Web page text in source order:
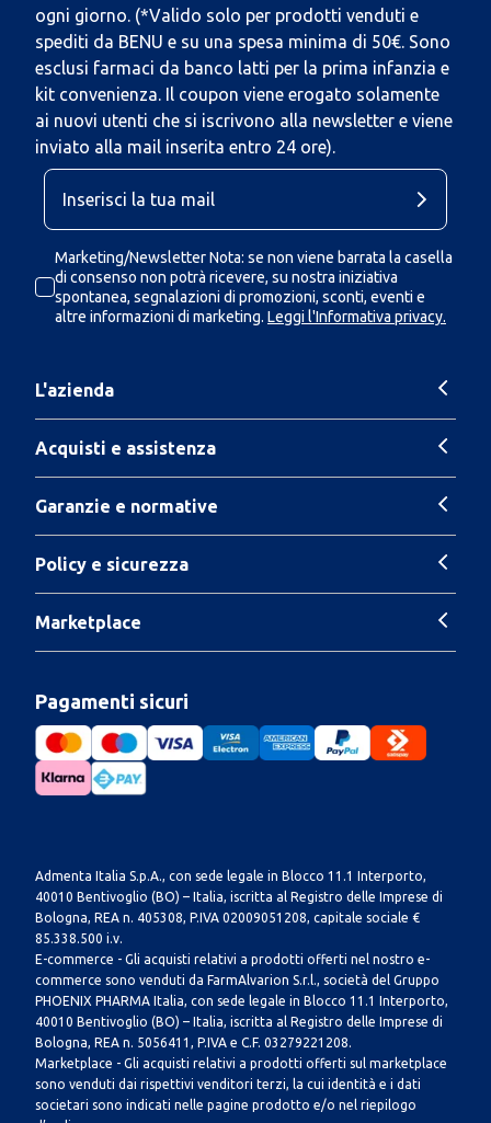
ogni giorno. (*Valido solo per prodotti venduti e
spediti da BENU e su una spesa minima di 50€. Sono
esclusi farmaci da banco latti per la prima infanzia e
kit convenienza. Il coupon viene erogato solamente
ai nuovi utenti che si iscrivono alla newsletter e viene
inviato alla mail inserita entro 24 ore).
Marketing/Newsletter Nota: se non viene barrata la casella
di consenso non potrà ricevere, su nostra iniziativa
spontanea, segnalazioni di promozioni, sconti, eventi e
altre informazioni di marketing. Leggi l'Informativa privacy.
L'azienda
Acquisti e assistenza
Garanzie e normative
Policy e sicurezza
Marketplace
Pagamenti sicuri
Admenta Italia S.p.A., con sede legale in Blocco 11.1 Interporto,
40010 Bentivoglio (BO) – Italia, iscritta al Registro delle Imprese di
Bologna, REA n. 405308, P.IVA 02009051208, capitale sociale €
85.338.500 i.v.
E-commerce - Gli acquisti relativi a prodotti offerti nel nostro e-
commerce sono venduti da FarmAlvarion S.r.l., società del Gruppo
PHOENIX PHARMA Italia, con sede legale in Blocco 11.1 Interporto,
40010 Bentivoglio (BO) – Italia, iscritta al Registro delle Imprese di
Bologna, REA n. 5056411, P.IVA e C.F. 03279221208.
Marketplace - Gli acquisti relativi a prodotti offerti sul marketplace
sono venduti dai rispettivi venditori terzi, la cui identità e i dati
societari sono indicati nelle pagine prodotto e/o nel riepilogo